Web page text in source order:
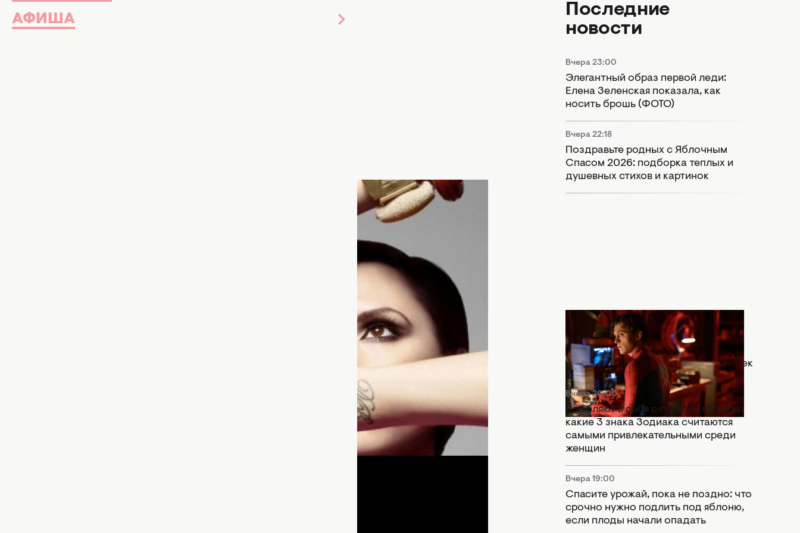
АФИША
Райан Гослинг, Канье Уэст и муж Камерон Диаз недавно практически
одновременно набили себе новые тату. И все использовали
татуировки для того, чтобы выразить свои чувства. Похоже, в
Голливуде никогда не пройдет мода на признания в тату.
В нашей галерее мы собрали звезд, которые уже давно придумали
34-летний красавчик набил тату в честь дочери. Актер написал на пальцах
зовут Эсмеральда. Напомним, что девочка
Последние
новости
Вчера 23:00
Элегантный образ первой леди:
Елена Зеленская показала, как
носить брошь (ФОТО)
Вчера 22:18
Поздравьте родных с Яблочным
Спасом 2026: подборка теплых и
душевных стихов и картинок
Вчера 20:30
Что означает сцена после титров
"Человек-паук: Абсолютно новый
день": Marvel оставили важный намек
Вчера 20:00
Влюбляют в себя с первого взгляда:
какие 3 знака Зодиака считаются
самыми привлекательными среди
женщин
Вчера 19:00
Спасите урожай, пока не поздно: что
срочно нужно подлить под яблоню,
если плоды начали опадать